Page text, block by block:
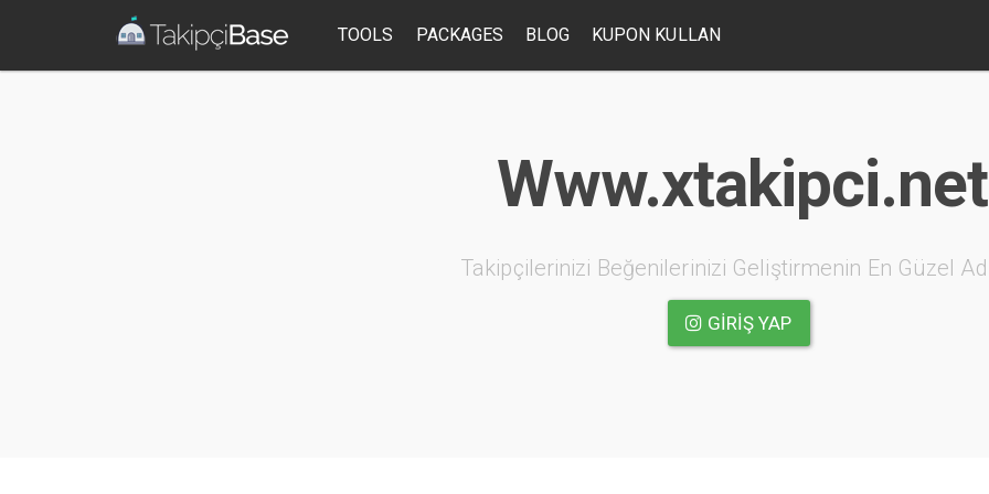
TOOLS PACKAGES BLOG KUPON KULLAN
Www.xtakipci.net
Takipçilerinizi Beğenilerinizi Geliştirmenin En Güzel
GIRIŞ YAP